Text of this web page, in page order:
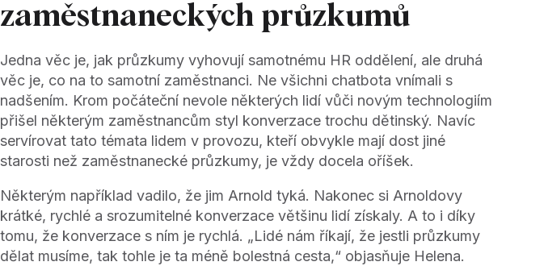
zaměstnaneckých průzkumů
Jedna věc je, jak průzkumy vyhovují samotnému HR oddělení, ale druhá
věc je, co na to samotní zaměstnanci. Ne všichni chatbota vnímali s
nadšením. Krom počáteční nevole některých lidí vůči novým technologiím
přišel některým zaměstnancům styl konverzace trochu dětinský. Navíc
servírovat tato témata lidem v provozu, kteří obvykle mají dost jiné
starosti než zaměstnanecké průzkumy, je vždy docela oříšek.
Některým například vadilo, že jim Arnold tyká. Nakonec si Arnoldovy
krátké, rychlé a srozumitelné konverzace většinu lidí získaly. A to i díky
tomu, že konverzace s ním je rychlá. „Lidé nám říkají, že jestli průzkumy
dělat musíme, tak tohle je ta méně bolestná cesta,“ objasňuje Helena.